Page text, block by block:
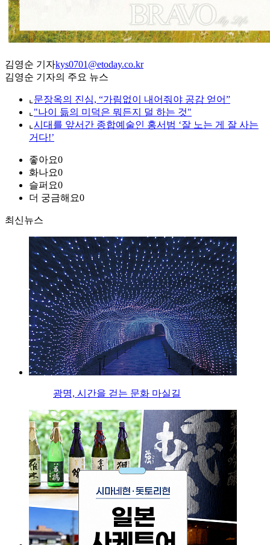
김영순 기자kys0701@etoday.co.kr
김영순 기자의 주요 뉴스
⌞ 문장옥의 진심, “가림없이 내어줘야 공감 얻어”
⌞ "나이 듦의 미덕은 뭐든지 덜 하는 것"
⌞ 시대를 앞서간 종합예술인 홍서범 ‘잘 노는 게 잘 사는
거다!’
좋아요0
화나요0
슬퍼요0
더 궁금해요0
최신뉴스
광명, 시간을 걷는 문화 마실길